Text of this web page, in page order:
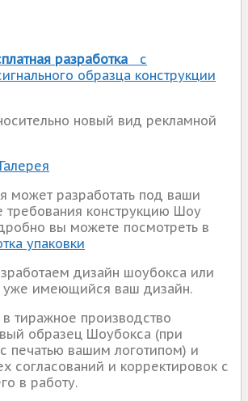
разработка
с
образца конструкции
новый вид рекламной
Галерея
может разработать под ваши
требования конструкцию Шоу
вы можете посмотреть в
упаковки
дизайн шоубокса или
уже имеющийся ваш дизайн.
тиражное производство
образец Шоубокса (при
печатью вашим логотипом) и
согласований и корректировок с
в работу.